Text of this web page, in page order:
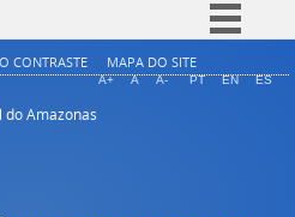
Simplifique!
CONTRASTE MAPA DO SITE
A+ A A- PT EN ES
do Amazonas